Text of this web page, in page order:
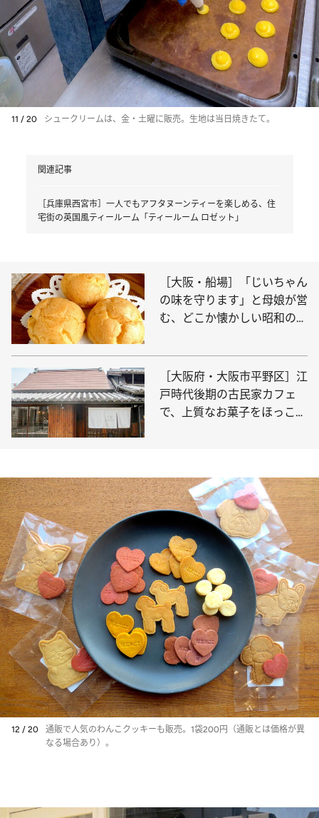
11 / 20 シュークリームは、金・土曜に販売。生地は当日焼きたて。
関連記事
［兵庫県西宮市］一人でもアフタヌーンティーを楽しめる、住
宅街の英国風ティールーム「ティールーム ロゼット」
［大阪・船場］「じいちゃん
の味を守ります」と母娘が営
む、どこか懐かしい昭和の味
ち」
［大阪府・大阪市平野区］江
戸時代後期の古民家カフェ
で、上質なお菓子をほっこり
12 / 20
通販で人気のわんこクッキーも販売。1袋200円（通販とは価格が異
なる場合あり）。